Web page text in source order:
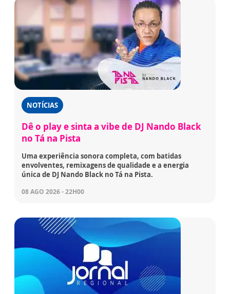
NOTÍCIAS
Dê o play e sinta a vibe de DJ Nando Black
no Tá na Pista
Uma experiência sonora completa, com batidas
envolventes, remixagens de qualidade e a energia
única de DJ Nando Black no Tá na Pista.
08 AGO 2026 - 22H00